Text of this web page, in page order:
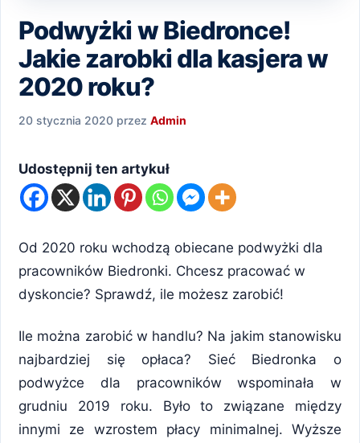
Podwyżki w Biedronce!
Jakie zarobki dla kasjera w
2020 roku?
20 stycznia 2020 przez Admin
Udostępnij ten artykuł
Od 2020 roku wchodzą obiecane podwyżki dla
pracowników Biedronki. Chcesz pracować w
dyskoncie? Sprawdź, ile możesz zarobić!
Ile można zarobić w handlu? Na jakim stanowisku
najbardziej się opłaca? Sieć Biedronka o
podwyżce dla pracowników wspominała w
grudniu 2019 roku. Było to związane między
innymi ze wzrostem płacy minimalnej. Wyższe